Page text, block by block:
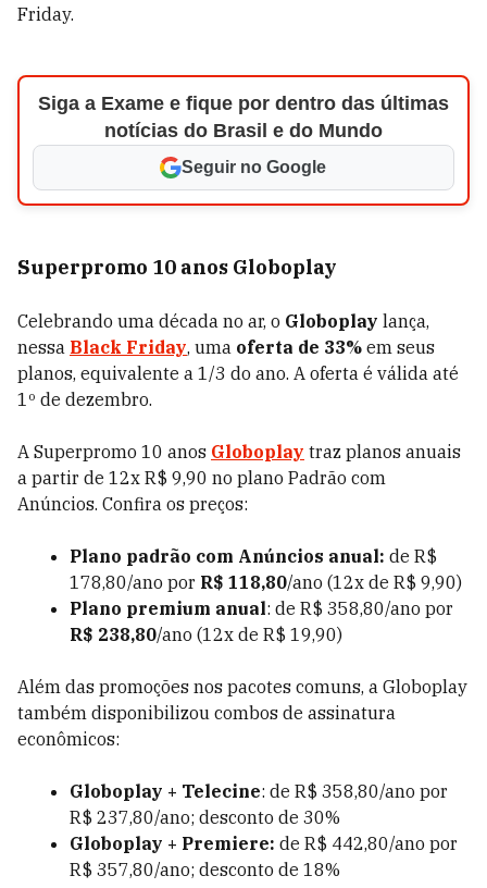
Friday.
Siga a Exame e fique por dentro das últimas
notícias do Brasil e do Mundo
Seguir no Google
Superpromo 10 anos Globoplay
Celebrando uma década no ar, o Globoplay lança,
nessa Black Friday, uma oferta de 33% em seus
planos, equivalente a 1/3 do ano. A oferta é válida até
1º de dezembro.
A Superpromo 10 anos Globoplay traz planos anuais
a partir de 12x R$ 9,90 no plano Padrão com
Anúncios. Confira os preços:
Plano padrão com Anúncios anual: de R$
178,80/ano por R$ 118,80/ano (12x de R$ 9,90)
Plano premium anual: de R$ 358,80/ano por
R$ 238,80/ano (12x de R$ 19,90)
Além das promoções nos pacotes comuns, a Globoplay
também disponibilizou combos de assinatura
econômicos:
Globoplay + Telecine: de R$ 358,80/ano por
R$ 237,80/ano; desconto de 30%
Globoplay + Premiere: de R$ 442,80/ano por
R$ 357,80/ano; desconto de 18%